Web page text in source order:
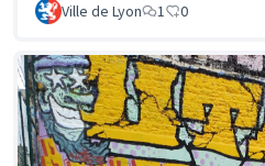
Ville de Lyon 1 0